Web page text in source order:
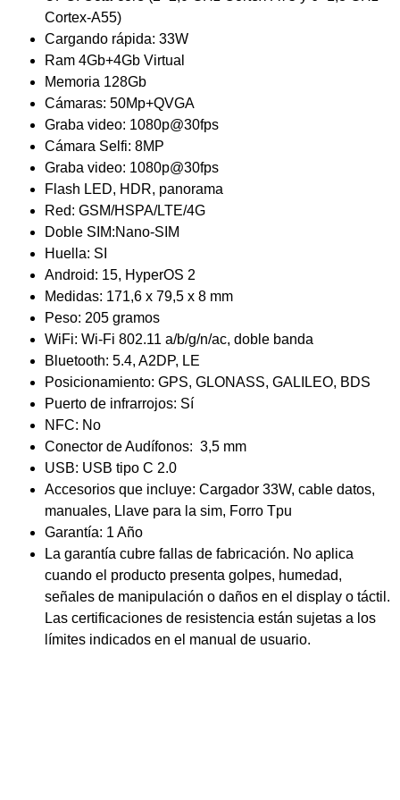
Cortex-A55)
Cargando rápida: 33W
Ram 4Gb+4Gb Virtual
Memoria 128Gb
Cámaras: 50Mp+QVGA
Graba video: 1080p@30fps
Cámara Selfi: 8MP
Graba video: 1080p@30fps
Flash LED, HDR, panorama
Red: GSM/HSPA/LTE/4G
Doble SIM:Nano-SIM
Huella: SI
Android: 15, HyperOS 2
Medidas: 171,6 x 79,5 x 8 mm
Peso: 205 gramos
WiFi: Wi-Fi 802.11 a/b/g/n/ac, doble banda
Bluetooth: 5.4, ​​A2DP, LE
Posicionamiento: GPS, GLONASS, GALILEO, BDS
Puerto de infrarrojos: Sí
NFC: No
Conector de Audífonos: 3,5 mm
USB: USB tipo C 2.0
Accesorios que incluye: Cargador 33W, cable datos,
manuales, Llave para la sim, Forro Tpu
Garantía: 1 Año
La garantía cubre fallas de fabricación. No aplica
cuando el producto presenta golpes, humedad,
señales de manipulación o daños en el display o táctil.
Las certificaciones de resistencia están sujetas a los
límites indicados en el manual de usuario.